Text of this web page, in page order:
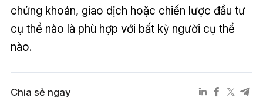
chứng khoán, giao dịch hoặc chiến lược đầu tư
cụ thể nào là phù hợp với bất kỳ người cụ thể
nào.
Chia sẻ ngay